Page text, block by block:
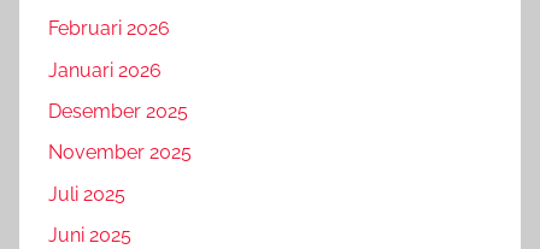
Februari 2026
Januari 2026
Desember 2025
November 2025
Juli 2025
Juni 2025